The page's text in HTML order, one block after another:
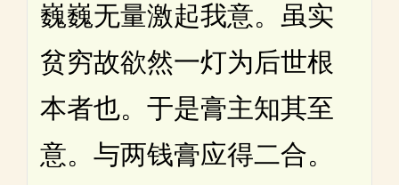
巍巍无量激起我意。虽实
贫穷故欲然一灯为后世根
本者也。于是膏主知其至
意。与两钱膏应得二合。